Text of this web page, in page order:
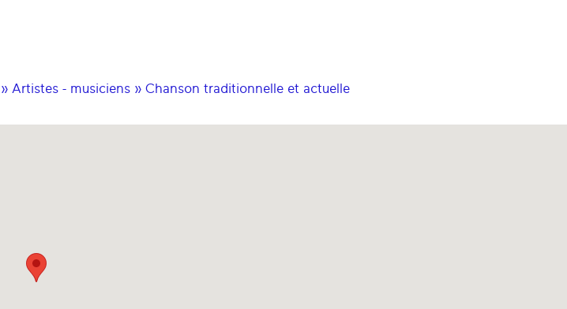
Artistes - musiciens » Chanson traditionnelle et actuelle